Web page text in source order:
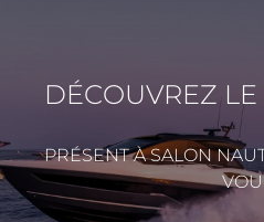
DÉCOUVREZ
PRÉSENT À SALON